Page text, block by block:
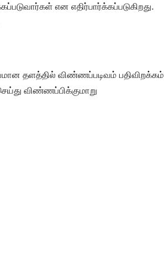
என எதிர்பார்க்கப்படுகிறது.
தளத்தில் விண்ணப்படிவம் பதிவிறக்கம்
விண்ணப்பிக்குமாறு